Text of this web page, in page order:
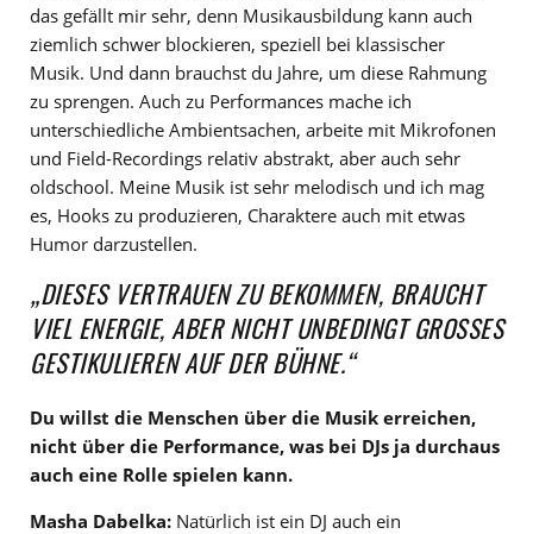
das gefällt mir sehr, denn Musikausbildung kann auch
ziemlich schwer blockieren, speziell bei klassischer
Musik. Und dann brauchst du Jahre, um diese Rahmung
zu sprengen. Auch zu Performances mache ich
unterschiedliche Ambientsachen, arbeite mit Mikrofonen
und Field-Recordings relativ abstrakt, aber auch sehr
oldschool. Meine Musik ist sehr melodisch und ich mag
es, Hooks zu produzieren, Charaktere auch mit etwas
Humor darzustellen.
„DIESES VERTRAUEN ZU BEKOMMEN, BRAUCHT
VIEL ENERGIE, ABER NICHT UNBEDINGT GROSSES G
ESTIKULIEREN AUF DER BÜHNE.“
Du willst die Menschen über die Musik erreichen,
nicht über die Performance, was bei DJs ja durchaus
auch eine Rolle spielen kann.
Masha Dabelka: Natürlich ist ein DJ auch ein